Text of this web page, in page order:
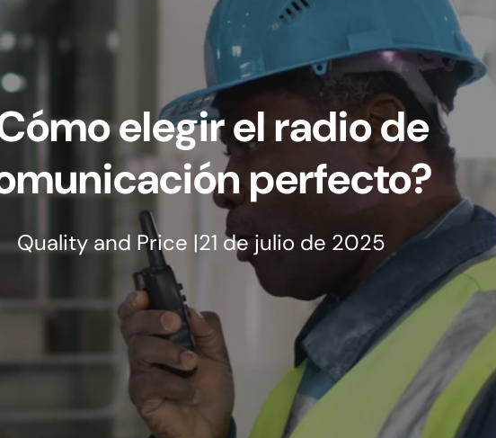
elegir el radio de
perfecto?
Quality and Price |21 de julio de 2025